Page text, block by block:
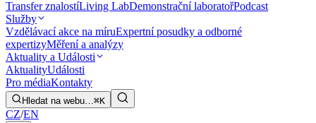
Transfer znalostíLiving LabDemonstrační laboratořPodcast
Služby
Vzdělávací akce na míruExpertní posudky a odborné
expertizyMěření a analýzy
Aktuality a Události
AktualityUdálosti
Pro médiaKontakty
Hledat na webu…⌘K
CZ/EN